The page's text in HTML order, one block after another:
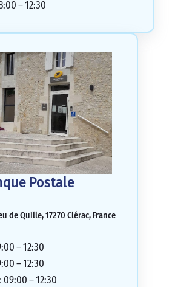
– 12:30
Postale
de Quille, 17270 Clérac, France
– 12:30
– 12:30
– 12:30